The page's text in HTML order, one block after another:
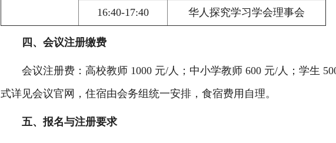
16:40-17:40 华人探究学习学会理事会
四、会议注册缴费
会议注册费：高校教师 1000 元/人；中小学教师 600 元/人；学生
式详见会议官网，住宿由会务组统一安排，食宿费用自理。
五、报名与注册要求